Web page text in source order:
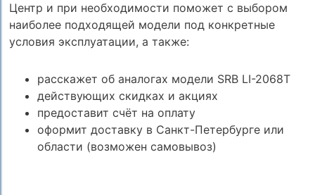
Центр и при необходимости поможет с выбором
наиболее подходящей модели под конкретные
условия эксплуатации, а также:
расскажет об аналогах модели SRB LI-2068Т
действующих скидках и акциях
предоставит счёт на оплату
оформит доставку в Санкт-Петербурге или
области (возможен самовывоз)